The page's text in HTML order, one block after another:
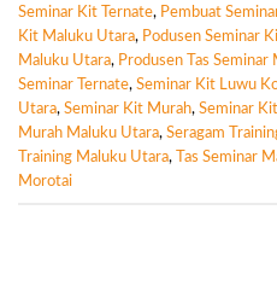
Seminar Kit Ternate, Pembuat
Kit Maluku Utara, Podusen Seminar
Maluku Utara, Produsen Tas Seminar
Seminar Ternate, Seminar Kit Luwu
Utara, Seminar Kit Murah, Seminar
Murah Maluku Utara, Seragam
Training Maluku Utara, Tas Seminar
Morotai